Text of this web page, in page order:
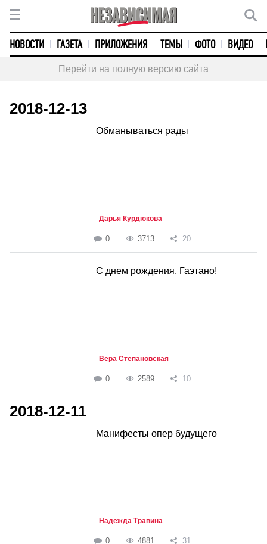
НОВОСТИ ГАЗЕТА ПРИЛОЖЕНИЯ ТЕМЫ ФОТО ВИДЕО
Перейти на полную версию сайта
2018-12-13
Обманываться рады
Дарья Курдюкова
0 3713 20
С днем рождения, Гаэтано!
Вера Степановская
0 2589 10
2018-12-11
Манифесты опер будущего
Надежда Травина
0 4881 31